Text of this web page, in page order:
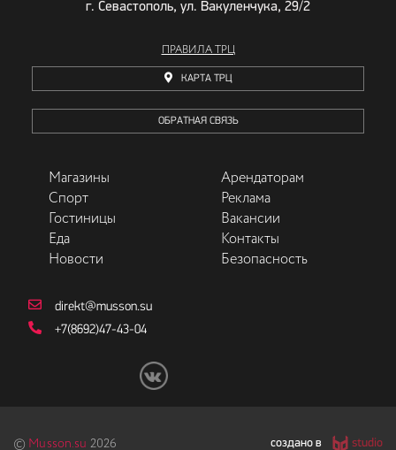
г. Севастополь, ул. Вакуленчука, 29/2
ПРАВИЛА ТРЦ
КАРТА ТРЦ
ОБРАТНАЯ СВЯЗЬ
Магазины
Спорт
Гостиницы
Еда
Новости
Арендаторам
Реклама
Вакансии
Контакты
Безопасность
direkt@musson.su
+7(8692)47-43-04
© Musson.su 2026 создано в studio